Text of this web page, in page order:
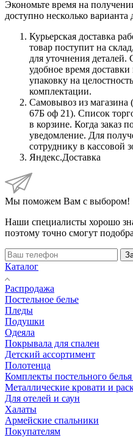
Экономьте время на
доступно несколько варианта
Курьерская доставка
товар поступит на
для уточнения
удобное время
упаковку на
комплектации.
Самовывоз из магазина
67Б оф 21). Список
в корзине. Когда заказ
уведомление. Для
сотруднику в кассовой
Яндекс.Доставка
Мы поможем Вам с выбором!
Наши специалисты хорошо
поэтому точно смогут
Каталог
Распродажа
Постельное белье
Пледы
Подушки
Одеяла
Покрывала для спален
Детский ассортимент
Полотенца
Комплекты постельного
Металлические кровати и
Для отелей и саун
Халаты
Армейские спальники
Покупателям